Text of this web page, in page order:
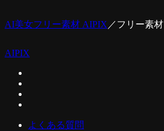
AI美女フリー素材 AIPIX ／フリー素材
AIPIX
よくある質問